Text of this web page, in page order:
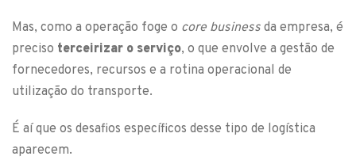
Mas, como a operação foge o core business da empresa, é
preciso terceirizar o serviço, o que envolve a gestão de
fornecedores, recursos e a rotina operacional de
utilização do transporte.
É aí que os desafios específicos desse tipo de logística
aparecem.